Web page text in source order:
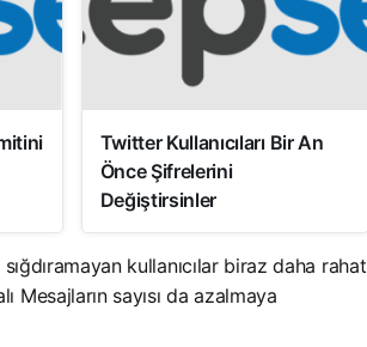
Twitter Kullanıcıları Bir An
Önce Şifrelerini
Değiştirsinler
kullanıcılar biraz daha rahat
Mesajların sayısı da azalmaya